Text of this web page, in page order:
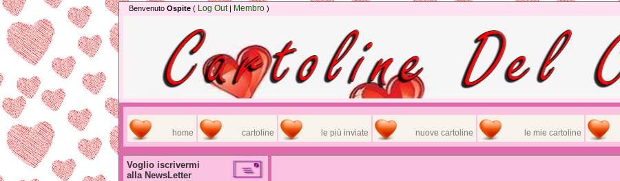
Benvenuto Ospite ( Log Out| Membro )
home cartoline le più inviate nuove cartoline le mie cartoline
Voglio iscrivermi
alla NewsLetter